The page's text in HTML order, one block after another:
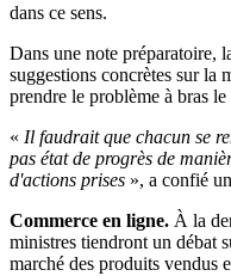
dans ce sens.
Dans une note préparatoire,
suggestions concrètes sur la
prendre le problème à bras
« Il faudrait que chacun se
pas état de progrès de
d'actions prises », a confié
Commerce en ligne. À la
ministres tiendront un débat
marché des produits vendus